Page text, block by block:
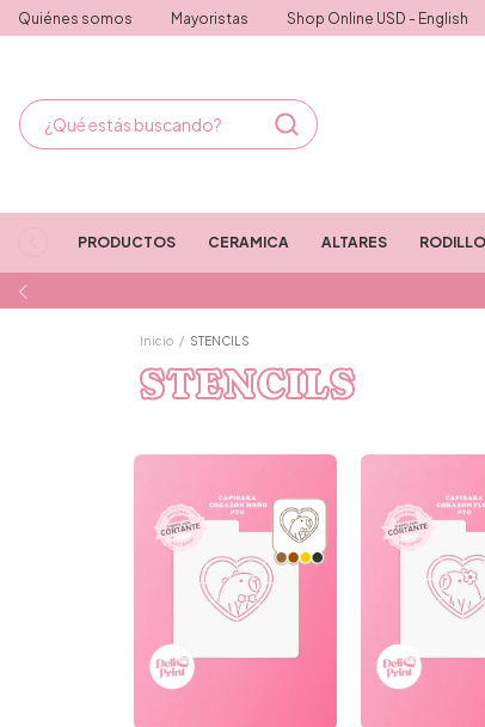
Quiénes somos Mayoristas Shop Online USD - English
PRODUCTOS CERAMICA ALTARES
Inicio / STENCILS
STENCILS